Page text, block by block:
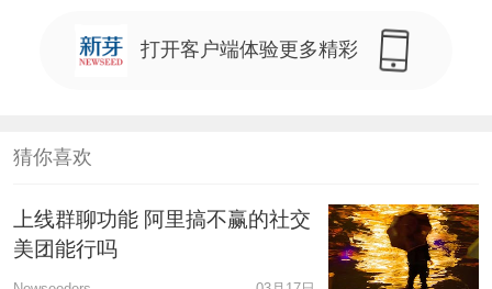
打开客户端体验更多精彩
猜你喜欢
上线群聊功能 阿里搞不赢的社交
美团能行吗